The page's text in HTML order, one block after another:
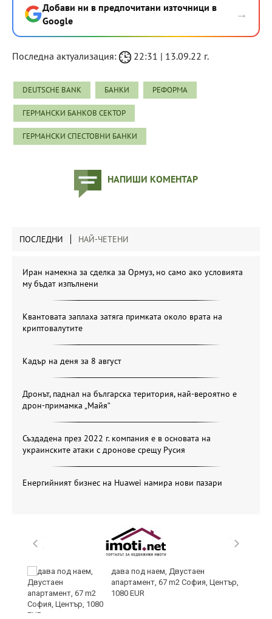
Добави ни в предпочитани източници в
Google
→
Последна актуализация: 22:31 | 13.09.22 г.
DEUTSCHE BANK БАНКИ РЕФОРМА
ГЕРМАНСКИ БАНКОВ СЕКТОР
ГЕРМАНСКИ СПЕСТОВНИ БАНКИ
НАПИШИ КОМЕНТАР
ПОСЛЕДНИ НАЙ-ЧЕТЕНИ
Иран намекна за сделка за Ормуз, но само ако условията
му бъдат изпълнени
Квантовата заплаха затяга примката около врата на
криптовалутите
Кадър на деня за 8 август
Дронът, паднал на българска територия, най-вероятно е
дрон-примамка „Майя“
Създадена през 2022 г. компания е в основата на
украинските атаки с дронове срещу Русия
Енергийният бизнес на Huawei намира нови пазари
дава под наем, Двустаен
апартамент, 67 m2 София, Център,
1080 EUR